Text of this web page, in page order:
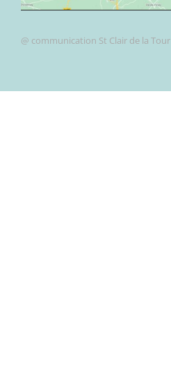
@ communication St Clair de la Tour